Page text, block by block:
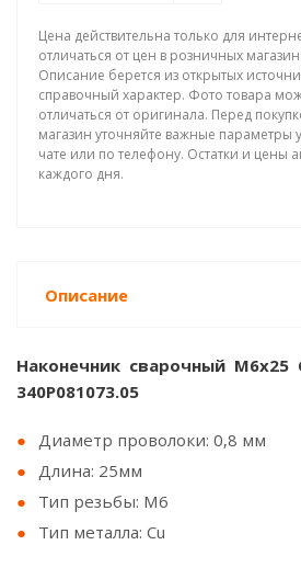
Цена действительна только для
отличаться от цен в розничных
Описание берется из открытых
справочный характер. Фото товара
отличаться от оригинала. Перед
магазин уточняйте важные параметры
чате или по телефону. Остатки и цены
каждого дня.
Описание
Наконечник сварочный
340Р081073.05
Диаметр проволоки: 0,8 мм
Длина: 25мм
Тип резьбы: М6
Тип металла: Cu